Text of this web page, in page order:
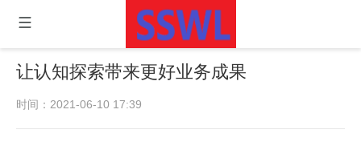
让认知探索带来更好业务成果
时间：2021-06-10 17:39